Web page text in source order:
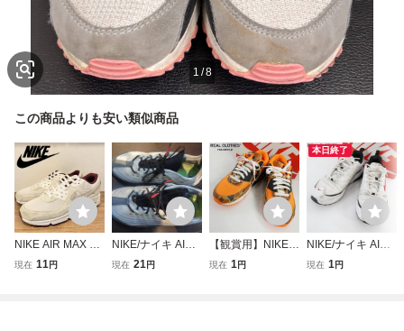
1/8
この商品よりも安い類似商品
NIKE AIR MAX 90
PRM ナイキ エア
現在 11円
NIKE/ナイキ AIR
MAX ZM950 NRG/
現在 21円
【観賞用】NIKE/
ナイキ AIR MAX 9
現在 1円
本日終了
NIKE/ナイキ AIR
MAX AP エアマッ
現在 1円